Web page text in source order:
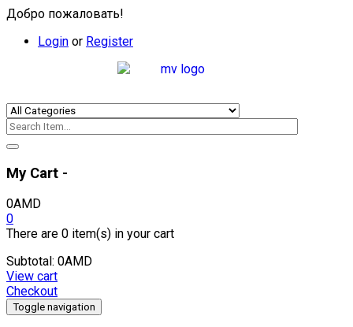
Добро пожаловать!
Login or Register
My Cart -
0AMD
0
There are 0 item(s) in your cart
Subtotal: 0AMD
View cart
Checkout
Toggle navigation